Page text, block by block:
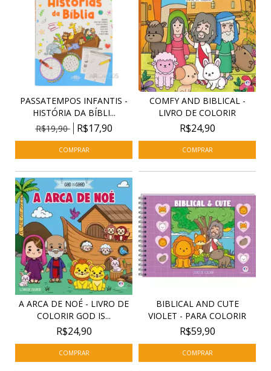
PASSATEMPOS INFANTIS -
HISTÓRIA DA BÍBLI...
R$19,90
R$17,90
COMFY AND BIBLICAL -
LIVRO DE COLORIR
R$24,90
A ARCA DE NOÉ - LIVRO DE
COLORIR GOD IS...
R$24,90
BIBLICAL AND CUTE
VIOLET - PARA COLORIR
R$59,90